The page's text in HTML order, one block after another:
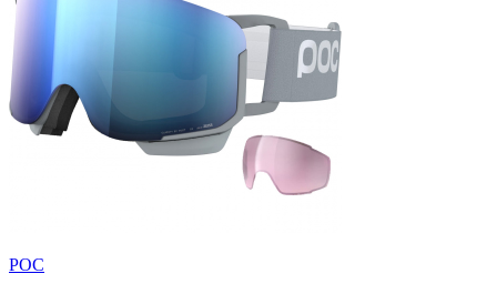
POC